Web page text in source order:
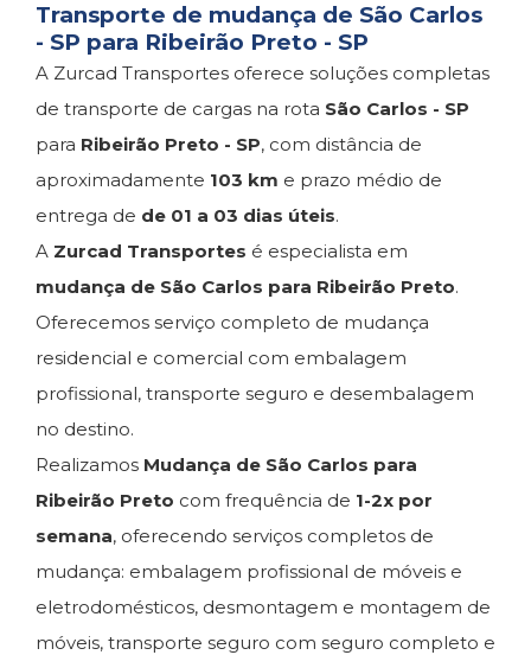
Transporte de mudança de São Carlos
- SP para Ribeirão Preto - SP
A Zurcad Transportes oferece soluções completas
de transporte de cargas na rota São Carlos - SP
para Ribeirão Preto - SP, com distância de
aproximadamente 103 km e prazo médio de
entrega de de 01 a 03 dias úteis.
A Zurcad Transportes é especialista em
mudança de São Carlos para Ribeirão Preto.
Oferecemos serviço completo de mudança
residencial e comercial com embalagem
profissional, transporte seguro e desembalagem
no destino.
Realizamos Mudança de São Carlos para
Ribeirão Preto com frequência de 1-2x por
semana, oferecendo serviços completos de
mudança: embalagem profissional de móveis e
eletrodomésticos, desmontagem e montagem de
móveis, transporte seguro com seguro completo e